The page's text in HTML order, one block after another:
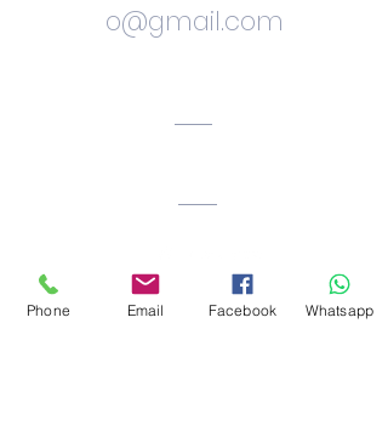
o@gmail.com
Phone Email Facebook Whatsapp